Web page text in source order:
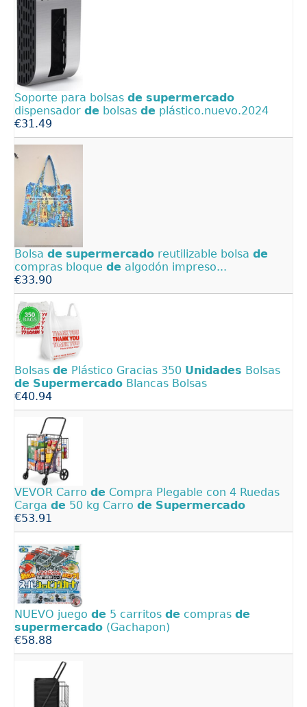
Soporte para bolsas de supermercado
dispensador de bolsas de plástico.nuevo.2024
€31.49
Bolsa de supermercado reutilizable bolsa de
compras bloque de algodón impreso...
€33.90
Bolsas de Plástico Gracias 350 Unidades Bolsas
de Supermercado Blancas Bolsas
€40.94
VEVOR Carro de Compra Plegable con 4 Ruedas
Carga de 50 kg Carro de Supermercado
€53.91
NUEVO juego de 5 carritos de compras de
supermercado (Gachapon)
€58.88